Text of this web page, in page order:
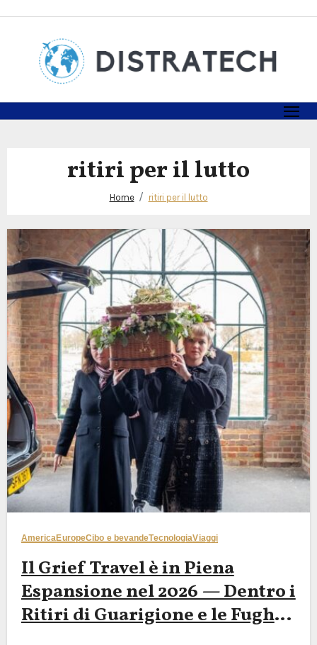
ritiri per il lutto
Home ritiri per il lutto
AmericaEuropeCibo e bevandeTecnologiaViaggi
Il Grief Travel è in Piena
Espansione nel 2026 — Dentro i
Ritiri di Guarigione e le Fughe